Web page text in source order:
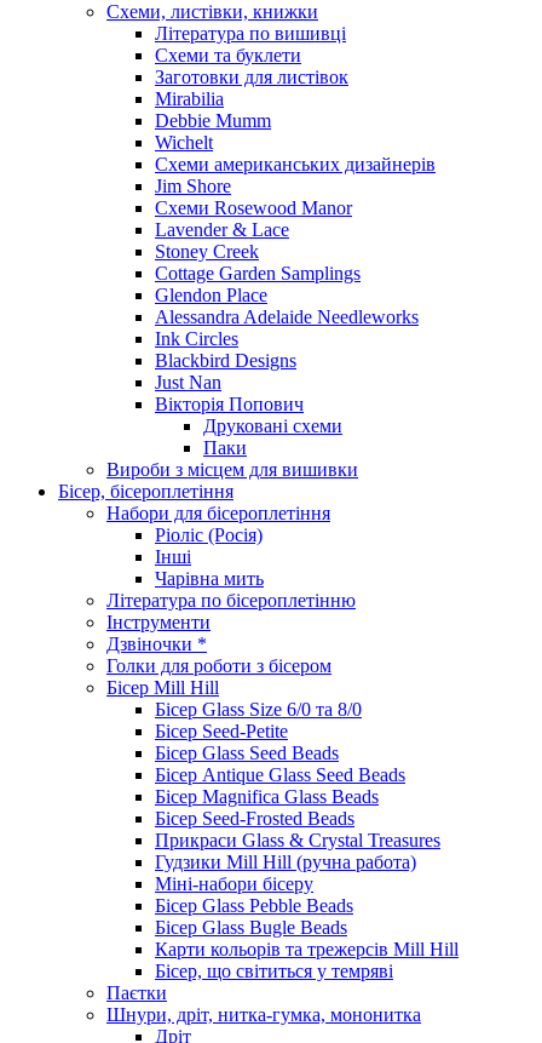
Схеми, листівки, книжки
Література по вишивці
Схеми та буклети
Заготовки для листівок
Mirabilia
Debbie Mumm
Wichelt
Схеми американських дизайнерів
Jim Shore
Cхеми Rosewood Manor
Lavender & Lace
Stoney Creek
Cottage Garden Samplings
Glendon Place
Alessandra Adelaide Needleworks
Ink Circles
Blackbird Designs
Just Nan
Вікторія Попович
Друковані схеми
Паки
Вироби з місцем для вишивки
Бісер, бісероплетіння
Набори для бісероплетіння
Ріоліс (Росія)
Інші
Чарівна мить
Література по бісероплетінню
Інструменти
Дзвіночки *
Голки для роботи з бісером
Бісер Mill Hill
Бісер Glass Size 6/0 та 8/0
Бісер Seed-Petite
Бісер Glass Seed Beads
Бісер Antique Glass Seed Beads
Бісер Magnifica Glass Beads
Бісер Seed-Frosted Beads
Прикраси Glass & Crystal Treasures
Гудзики Mill Hill (ручна работа)
Міні-набори бісеру
Бісер Glass Pebble Beads
Бісер Glass Bugle Beads
Карти кольорів та трежерсів Mill Hill
Бісер, що світиться у темряві
Паєтки
Шнури, дріт, нитка-гумка, мононитка
Дріт